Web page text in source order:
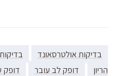
בדיקות אולטרסאונד
הריון
דופק לב עובר דופק